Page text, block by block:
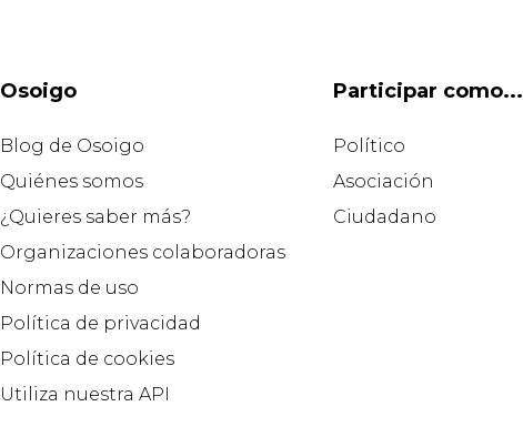
Osoigo
Blog de Osoigo
Quiénes somos
¿Quieres saber más?
Organizaciones colaboradoras
Normas de uso
Política de privacidad
Política de cookies
Utiliza nuestra API
Participar como...
Político
Asociación
Ciudadano